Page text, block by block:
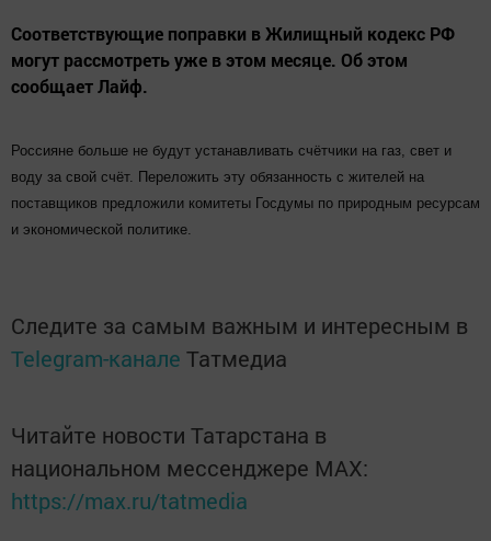
Соответствующие поправки в Жилищный кодекс РФ
могут рассмотреть уже в этом месяце. Об этом
сообщает Лайф.
Россияне больше не будут устанавливать счётчики на газ, свет и
воду за свой счёт. Переложить эту обязанность с жителей на
поставщиков предложили комитеты Госдумы по природным ресурсам
и экономической политике.
Следите за самым важным и интересным в
Telegram-канале Татмедиа
Читайте новости Татарстана в
национальном мессенджере MАХ:
https://max.ru/tatmedia